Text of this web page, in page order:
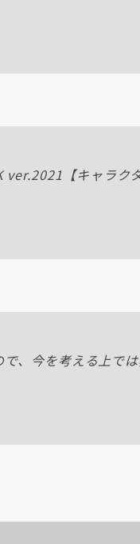
ver.2021【キャラク
、今を考える上で